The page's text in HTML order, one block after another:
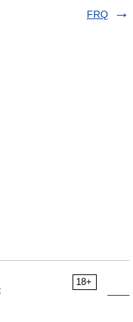
FRQ
18+